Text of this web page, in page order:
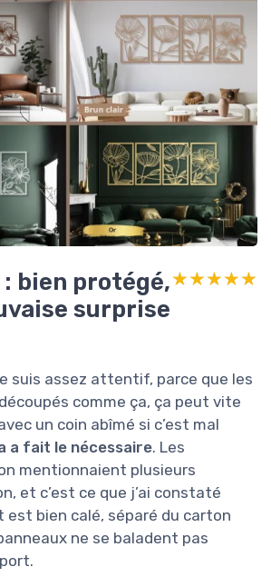
bien protégé,
surprise
★★★★★
★★★★★
suis assez attentif, parce que les
comme ça, ça peut vite
un coin abîmé si c’est mal
a fait le nécessaire. Les
mentionnaient plusieurs
et c’est ce que j’ai constaté
est bien calé, séparé du carton
ne se baladent pas